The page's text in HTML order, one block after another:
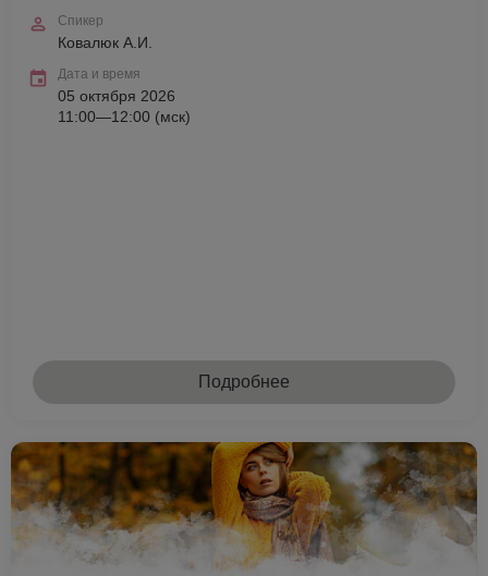
Спикер
Ковалюк А.И.
Дата и время
05 октября 2026
11:00—12:00 (мск)
Подробнее